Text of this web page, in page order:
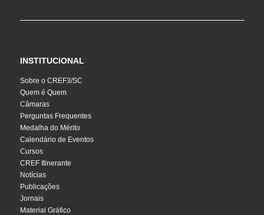
INSTITUCIONAL
Sobre o CREF3/SC
Quem é Quem
Câmaras
Perguntas Frequentes
Medalha do Mérito
Calendário de Eventos
Cursos
CREF Itinerante
Notícias
Publicações
Jornais
Material Gráfico